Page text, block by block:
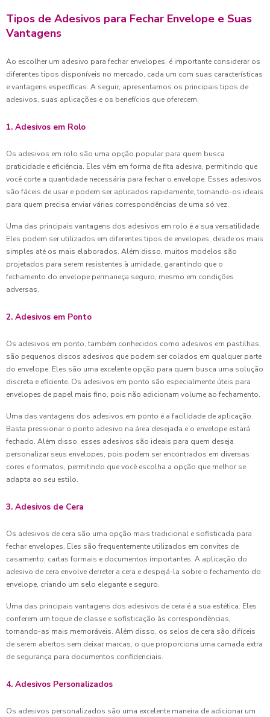
Tipos de Adesivos para Fechar Envelope e Suas
Vantagens
Ao escolher um adesivo para fechar envelopes, é importante considerar os
diferentes tipos disponíveis no mercado, cada um com suas características
e vantagens específicas. A seguir, apresentamos os principais tipos de
adesivos, suas aplicações e os benefícios que oferecem.
1. Adesivos em Rolo
Os adesivos em rolo são uma opção popular para quem busca
praticidade e eficiência. Eles vêm em forma de fita adesiva, permitindo que
você corte a quantidade necessária para fechar o envelope. Esses adesivos
são fáceis de usar e podem ser aplicados rapidamente, tornando-os ideais
para quem precisa enviar várias correspondências de uma só vez.
Uma das principais vantagens dos adesivos em rolo é a sua versatilidade.
Eles podem ser utilizados em diferentes tipos de envelopes, desde os mais
simples até os mais elaborados. Além disso, muitos modelos são
projetados para serem resistentes à umidade, garantindo que o
fechamento do envelope permaneça seguro, mesmo em condições
adversas.
2. Adesivos em Ponto
Os adesivos em ponto, também conhecidos como adesivos em pastilhas,
são pequenos discos adesivos que podem ser colados em qualquer parte
do envelope. Eles são uma excelente opção para quem busca uma solução
discreta e eficiente. Os adesivos em ponto são especialmente úteis para
envelopes de papel mais fino, pois não adicionam volume ao fechamento.
Uma das vantagens dos adesivos em ponto é a facilidade de aplicação.
Basta pressionar o ponto adesivo na área desejada e o envelope estará
fechado. Além disso, esses adesivos são ideais para quem deseja
personalizar seus envelopes, pois podem ser encontrados em diversas
cores e formatos, permitindo que você escolha a opção que melhor se
adapta ao seu estilo.
3. Adesivos de Cera
Os adesivos de cera são uma opção mais tradicional e sofisticada para
fechar envelopes. Eles são frequentemente utilizados em convites de
casamento, cartas formais e documentos importantes. A aplicação do
adesivo de cera envolve derreter a cera e despejá-la sobre o fechamento do
envelope, criando um selo elegante e seguro.
Uma das principais vantagens dos adesivos de cera é a sua estética. Eles
conferem um toque de classe e sofisticação às correspondências,
tornando-as mais memoráveis. Além disso, os selos de cera são difíceis
de serem abertos sem deixar marcas, o que proporciona uma camada extra
de segurança para documentos confidenciais.
4. Adesivos Personalizados
Os adesivos personalizados são uma excelente maneira de adicionar um